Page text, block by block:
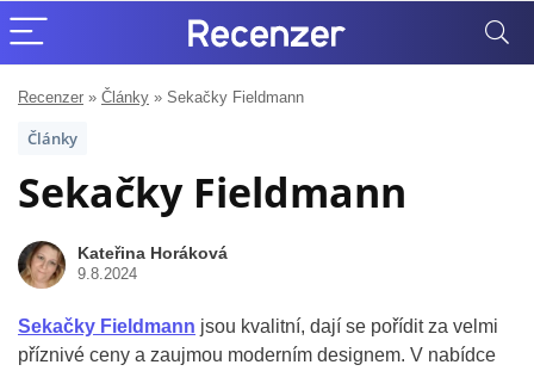
Recenzer » Články » Sekačky Fieldmann
Články
Sekačky Fieldmann
Kateřina Horáková
9.8.2024
Sekačky Fieldmann jsou kvalitní, dají se pořídit za velmi
příznivé ceny a zaujmou moderním designem. V nabídce